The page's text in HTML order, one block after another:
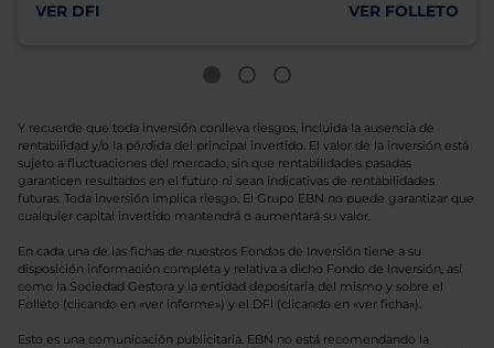
VER DFI VER FOLLETO
Y recuerde que toda inversión conlleva riesgos, incluida la ausencia de
rentabilidad y/o la pérdida del principal invertido. El valor de la inversión está
sujeto a fluctuaciones del mercado, sin que rentabilidades pasadas
garanticen resultados en el futuro ni sean indicativas de rentabilidades
futuras. Toda inversión implica riesgo. El Grupo EBN no puede garantizar que
cualquier capital invertido mantendrá o aumentará su valor.
En cada una de las fichas de nuestros Fondos de Inversión tiene a su
disposición información completa y relativa a dicho Fondo de Inversión, así
como la Sociedad Gestora y la entidad depositaria del mismo y sobre el
Folleto (clicando en «ver informe») y el DFI (clicando en «ver ficha»).
Esto es una comunicación publicitaria. EBN no está recomendando la